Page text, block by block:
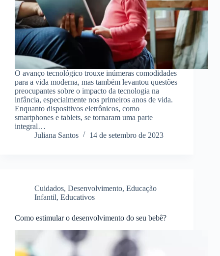
O avanço tecnológico trouxe inúmeras comodidades
para a vida moderna, mas também levantou questões
preocupantes sobre o impacto da tecnologia na
infância, especialmente nos primeiros anos de vida.
Enquanto dispositivos eletrônicos, como
smartphones e tablets, se tornaram uma parte
integral…
Juliana Santos
14 de setembro de 2023
Cuidados, Desenvolvimento, Educação
Infantil, Educativos
Como estimular o desenvolvimento do seu bebê?